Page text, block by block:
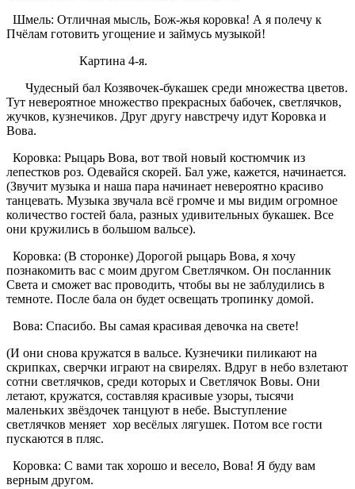
Шмель: Отличная мысль, Бож-жья коровка! А я полечу к
Пчёлам готовить угощение и займусь музыкой!
Картина 4-я.
Чудесный бал Козявочек-букашек среди множества цветов.
Тут невероятное множество прекрасных бабочек, светлячков,
жучков, кузнечиков. Друг другу навстречу идут Коровка и
Вова.
Коровка: Рыцарь Вова, вот твой новый костюмчик из
лепестков роз. Одевайся скорей. Бал уже, кажется, начинается.
(Звучит музыка и наша пара начинает невероятно красиво
танцевать. Музыка звучала всё громче и мы видим огромное
количество гостей бала, разных удивительных букашек. Все
они кружились в большом вальсе).
Коровка: (В сторонке) Дорогой рыцарь Вова, я хочу
познакомить вас с моим другом Светлячком. Он посланник
Света и сможет вас проводить, чтобы вы не заблудились в
темноте. После бала он будет освещать тропинку домой.
Вова: Спасибо. Вы самая красивая девочка на свете!
(И они снова кружатся в вальсе. Кузнечики пиликают на
скрипках, сверчки играют на свирелях. Вдруг в небо взлетают
сотни светлячков, среди которых и Светлячок Вовы. Они
летают, кружатся, составляя красивые узоры, тысячи
маленьких звёздочек танцуют в небе. Выступление
светлячков меняет хор весёлых лягушек. Потом все гости
пускаются в пляс.
Коровка: С вами так хорошо и весело, Вова! Я буду вам
верным другом.